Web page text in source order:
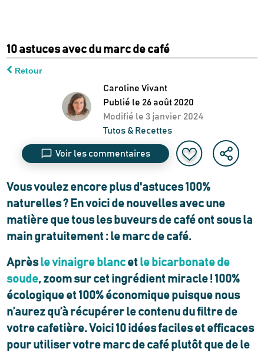
10 astuces avec du marc de café
Retour
Caroline Vivant
Publié le 26 août 2020
Modifié le 3 janvier 2024
Tutos & Recettes
Voir les commentaires
Vous voulez encore plus d'astuces 100%
naturelles? En voici de nouvelles avec une
matière que tous les buveurs de café ont sous la
main gratuitement : le marc de café.
Aprèsle vinaigre blanc et le bicarbonate de
soude, zoom sur cet ingrédient miracle !100%
écologique et 100% économique puisque nous
n’aurez qu’à récupérer le contenu du filtre de
votre cafetière. Voici 10 idées faciles et efficaces
pour utiliser votre marc de café plutôt que de le